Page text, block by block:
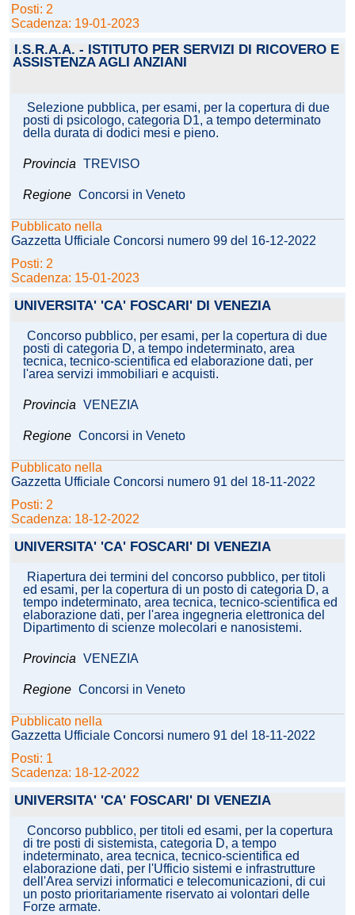
Posti: 2
Scadenza: 19-01-2023
I.S.R.A.A. - ISTITUTO PER SERVIZI DI RICOVERO E
ASSISTENZA AGLI ANZIANI
Selezione pubblica, per esami, per la copertura di due
posti di psicologo, categoria D1, a tempo determinato
della durata di dodici mesi e pieno.
Provincia TREVISO
Regione Concorsi in Veneto
Pubblicato nella
Gazzetta Ufficiale Concorsi numero 99 del 16-12-2022
Posti: 2
Scadenza: 15-01-2023
UNIVERSITA' 'CA' FOSCARI' DI VENEZIA
Concorso pubblico, per esami, per la copertura di due
posti di categoria D, a tempo indeterminato, area
tecnica, tecnico-scientifica ed elaborazione dati, per
l'area servizi immobiliari e acquisti.
Provincia VENEZIA
Regione Concorsi in Veneto
Pubblicato nella
Gazzetta Ufficiale Concorsi numero 91 del 18-11-2022
Posti: 2
Scadenza: 18-12-2022
UNIVERSITA' 'CA' FOSCARI' DI VENEZIA
Riapertura dei termini del concorso pubblico, per titoli
ed esami, per la copertura di un posto di categoria D, a
tempo indeterminato, area tecnica, tecnico-scientifica ed
elaborazione dati, per l'area ingegneria elettronica del
Dipartimento di scienze molecolari e nanosistemi.
Provincia VENEZIA
Regione Concorsi in Veneto
Pubblicato nella
Gazzetta Ufficiale Concorsi numero 91 del 18-11-2022
Posti: 1
Scadenza: 18-12-2022
UNIVERSITA' 'CA' FOSCARI' DI VENEZIA
Concorso pubblico, per titoli ed esami, per la copertura
di tre posti di sistemista, categoria D, a tempo
indeterminato, area tecnica, tecnico-scientifica ed
elaborazione dati, per l'Ufficio sistemi e infrastrutture
dell'Area servizi informatici e telecomunicazioni, di cui
un posto prioritariamente riservato ai volontari delle
Forze armate.